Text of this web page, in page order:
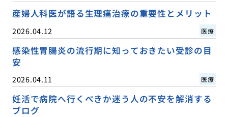
産婦人科医が語る生理痛治療の重要性とメリット
2026.04.12 医療
感染性胃腸炎の流行期に知っておきたい受診の目
安
2026.04.11 医療
妊活で病院へ行くべきか迷う人の不安を解消する
ブログ